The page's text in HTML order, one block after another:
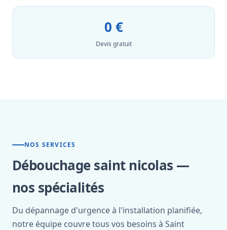
0 €
Devis gratuit
NOS SERVICES
Débouchage saint nicolas —
nos spécialités
Du dépannage d'urgence à l'installation planifiée,
notre équipe couvre tous vos besoins à Saint